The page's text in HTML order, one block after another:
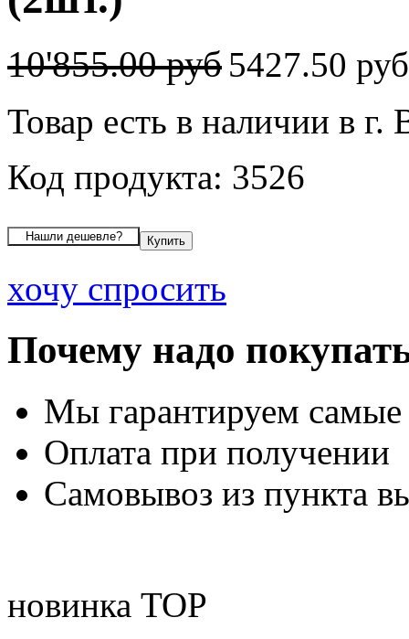
10'855.00 руб 5427.50
Товар есть в наличии в г.
Код продукта: 3526
хочу спросить
Почему надо
Мы гарантируем
Оплата при получении
Самовывоз из пункта
новинка TOP